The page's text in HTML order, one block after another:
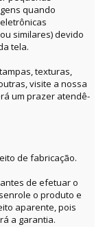
quando
similares) devido
tela.
texturas,
visite a nossa
um prazer atendê-
de fabricação.
de efetuar o
o produto e
aparente, pois
a garantia.